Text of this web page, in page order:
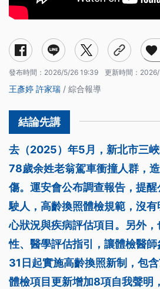
發布時間： 2026/5/26 19:39 更新時間：
王彥婷 許家瑞 / 綜合報導
去（2025）年5月，新北市三
78歲余姓老翁駕車衝撞人群，
傷。運安會公布調查報告，提
駛人，高齡換照體檢規範，沒
心狀況與疾病評估項目。另外
性、醫學評估指引，讓體檢醫師
31日起實施高齡換照新制，包
體檢項目更新增加8項自我聲明